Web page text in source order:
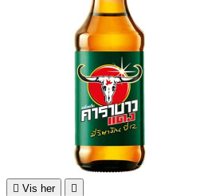
 Vis her 